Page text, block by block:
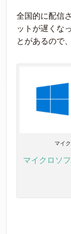
全国的に配信
ットが遅くな
とがあるので
マイ
マイクロソ